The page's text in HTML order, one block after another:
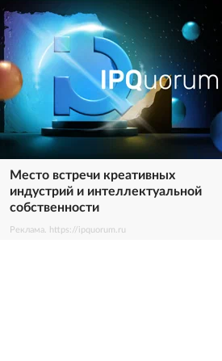
Место встречи креативных
индустрий и интеллектуальной
собственности
Реклама. https://ipquorum.ru